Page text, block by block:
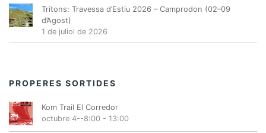
Tritons: Travessa d’Estiu 2026 – Camprodon (02–09
d’Agost)
1 de juliol de 2026
PROPERES SORTIDES
Kom Trail El Corredor
octubre 4--8:00 - 13:00